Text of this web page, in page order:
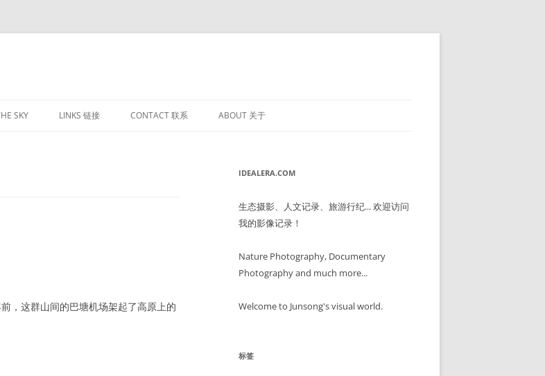
至
正
SKY LINKS 链接 CONTACT 联系 ABOUT 关于
，这群山间的巴塘机场架起了高原上的
IDEALERA.COM
生态摄影、人文记录、旅游行纪... 欢迎访问
我的影像记录！
Nature Photography, Documentary
Photography and much more...
Welcome to Junsong's visual world.
标签